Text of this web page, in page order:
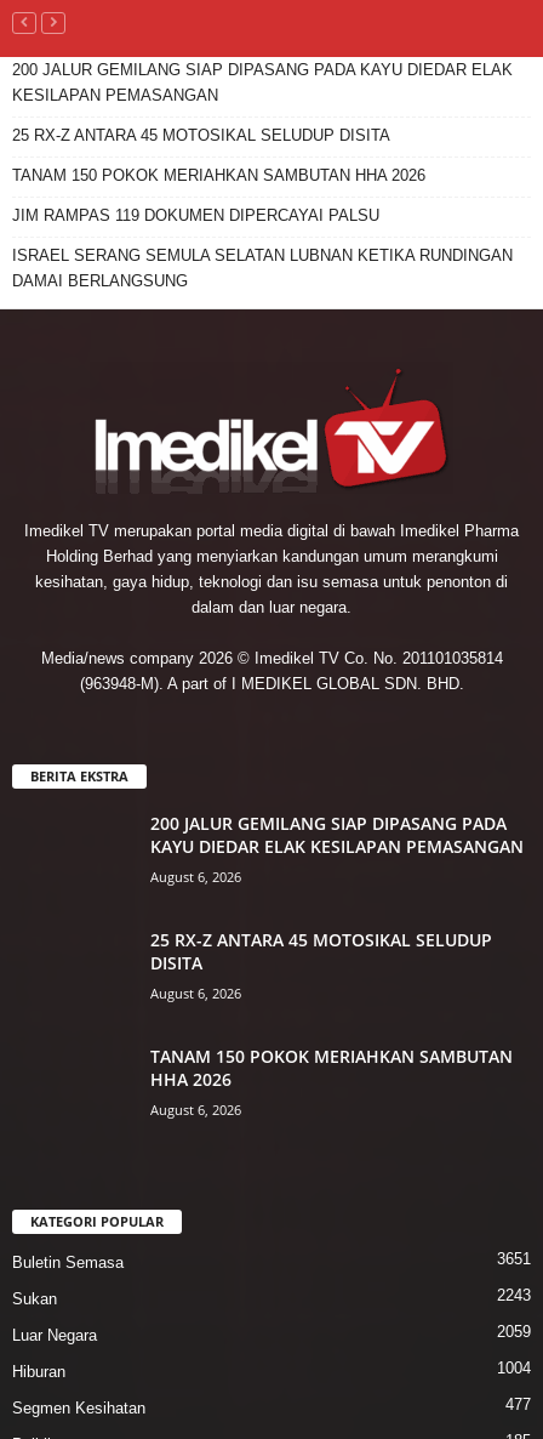
200 JALUR GEMILANG SIAP DIPASANG PADA KAYU DIEDAR ELAK
KESILAPAN PEMASANGAN
25 RX-Z ANTARA 45 MOTOSIKAL SELUDUP DISITA
TANAM 150 POKOK MERIAHKAN SAMBUTAN HHA 2026
JIM RAMPAS 119 DOKUMEN DIPERCAYAI PALSU
ISRAEL SERANG SEMULA SELATAN LUBNAN KETIKA RUNDINGAN
DAMAI BERLANGSUNG
Imedikel TV merupakan portal media digital di bawah Imedikel Pharma
Holding Berhad yang menyiarkan kandungan umum merangkumi
kesihatan, gaya hidup, teknologi dan isu semasa untuk penonton di
dalam dan luar negara.
Media/news company 2026 © Imedikel TV Co. No. 201101035814
(963948-M). A part of I MEDIKEL GLOBAL SDN. BHD.
BERITA EKSTRA
200 JALUR GEMILANG SIAP DIPASANG PADA
KAYU DIEDAR ELAK KESILAPAN PEMASANGAN
August 6, 2026
25 RX-Z ANTARA 45 MOTOSIKAL SELUDUP
DISITA
August 6, 2026
TANAM 150 POKOK MERIAHKAN SAMBUTAN
HHA 2026
August 6, 2026
KATEGORI POPULAR
Buletin Semasa 3651
Sukan 2243
Luar Negara 2059
Hiburan 1004
Segmen Kesihatan 477